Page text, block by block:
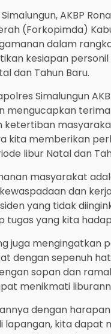
AKBP
(Forkopimda)
dalam
kesiapan
dan Tahun Baru.
Simalungun
mengucapkan
kita memberikan
libur Natal dan
masyarakat
dan
yang tidak
tugas yang kita
juga
dengan sepenuh
sopan dan
menikmati
dengan
lapangan, kita